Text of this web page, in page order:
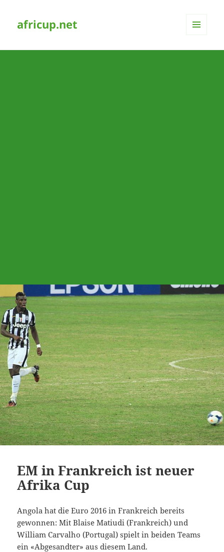
africup.net
EM in Frankreich ist neuer
Afrika Cup
Angola hat die Euro 2016 in Frankreich bereits
gewonnen: Mit Blaise Matiudi (Frankreich) und
William Carvalho (Portugal) spielt in beiden Teams
ein «Abgesandter» aus diesem Land.